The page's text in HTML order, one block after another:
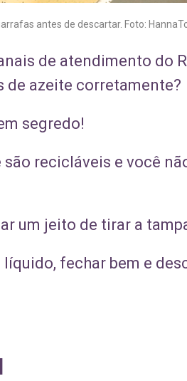
antes de descartar. Foto:
de atendimento do
de azeite corretamente?
segredo!
recicláveis e você
um jeito de tirar a
fechar bem e